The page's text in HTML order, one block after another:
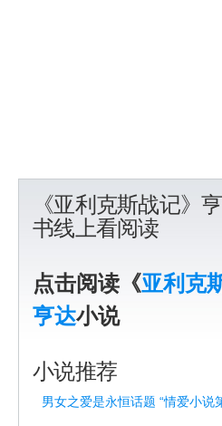
《亚利克斯战记》
书线上看阅读
点击阅读《亚利克
亨达小说
小说推荐
男女之爱是永恒话题 “情爱小说